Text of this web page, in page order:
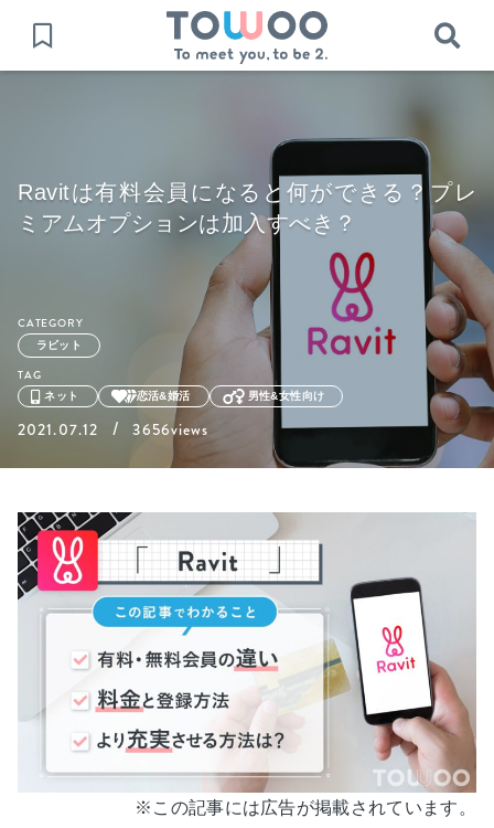
Ravitは有料会員になると何ができる？プレ
ミアムオプションは加入すべき？
CATEGORY
ラビット
TAG
ネット 恋活&婚活 男性&女性向け
2021.07.12 /3656views
※この記事には広告が掲載されています。